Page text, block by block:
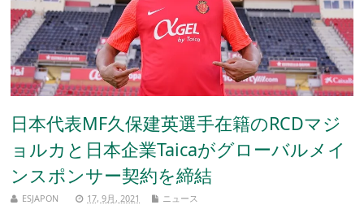
日本代表MF久保建英選手在籍のRCDマジ
ョルカと日本企業Taicaがグローバルメイ
ンスポンサー契約を締結
ESJAPON 17, 9月, 2021 ニュース